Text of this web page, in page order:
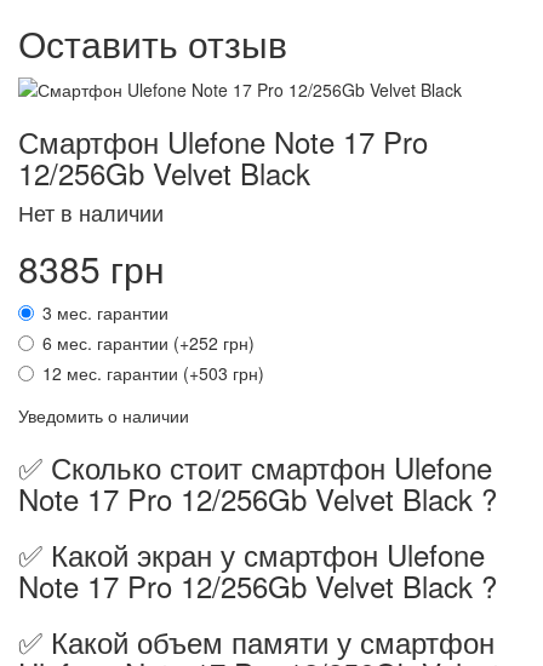
Оставить отзыв
Смартфон Ulefone Note 17 Pro
12/256Gb Velvet Black
Нет в наличии
8385 грн
3 мес. гарантии
6 мес. гарантии (+252 грн)
12 мес. гарантии (+503 грн)
Уведомить о наличии
✅ Сколько стоит смартфон Ulefone
Note 17 Pro 12/256Gb Velvet Black ?
✅ Какой экран у смартфон Ulefone
Note 17 Pro 12/256Gb Velvet Black ?
✅ Какой объем памяти у смартфон